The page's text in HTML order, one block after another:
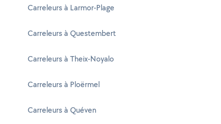
Carreleurs à Larmor-Plage
Carreleurs à Questembert
Carreleurs à Theix-Noyalo
Carreleurs à Ploërmel
Carreleurs à Quéven